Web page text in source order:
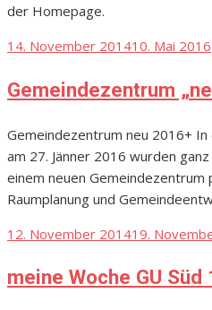
der Homepage.
Posted
14. November 201410. Mai 2016
Gemeindezentrum
Gemeindezentrum neu 2016+
am 27. Jänner 2016 wurden
einem neuen
Raumplanung und
Posted
12. November 201419.
meine Woche GU Süd